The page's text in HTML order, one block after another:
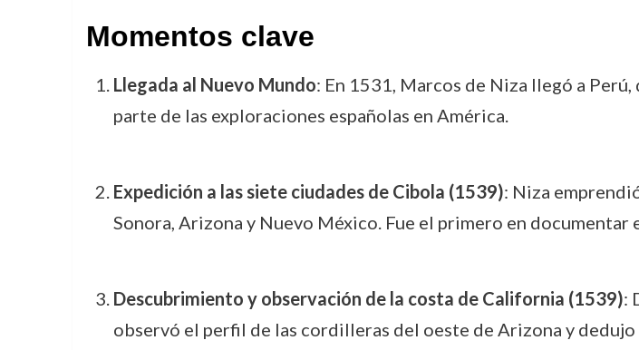
Momentos clave
Llegada al Nuevo Mundo: En 1531, Marcos de Niza llegó a
parte de las exploraciones españolas en América.
Expedición a las siete ciudades de Cibola (1539): Niza
Sonora, Arizona y Nuevo México. Fue el primero en documentar
Descubrimiento y observación de la costa de California (1539):
observó el perfil de las cordilleras del oeste de Arizona y